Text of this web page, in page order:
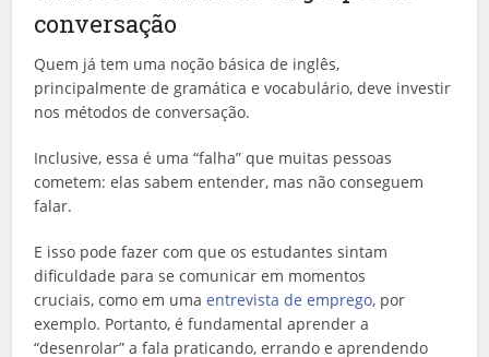
conversação
Quem já tem uma noção básica de inglês,
principalmente de gramática e vocabulário, deve investir
nos métodos de conversação.
Inclusive, essa é uma “falha” que muitas pessoas
cometem: elas sabem entender, mas não conseguem
falar.
E isso pode fazer com que os estudantes sintam
dificuldade para se comunicar em momentos
cruciais, como em umaentrevista de emprego, por
exemplo. Portanto, é fundamental aprender a
“desenrolar” a fala praticando, errando e aprendendo